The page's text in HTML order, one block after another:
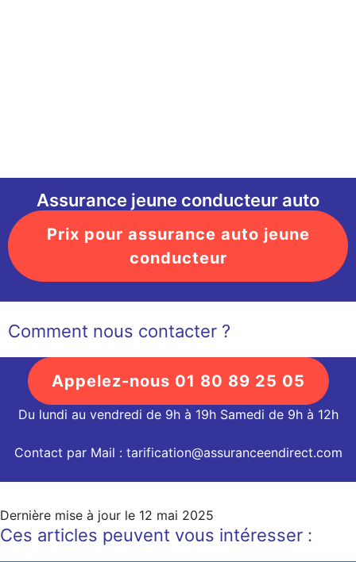
Assurance jeune conducteur auto
Prix pour assurance auto jeune
conducteur
Comment nous contacter ?
Appelez-nous 01 80 89 25 05
Du lundi au vendredi de 9h à 19h Samedi de 9h à 12h
Contact par Mail : tarification@assuranceendirect.com
Dernière mise à jour le 12 mai 2025
Ces articles peuvent vous intéresser :